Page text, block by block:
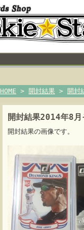
HOME > 開封結果 > 開封
開封結果2014年8月
開封結果の画像です。